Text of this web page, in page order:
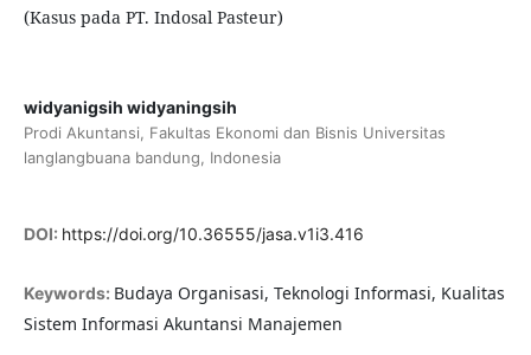
(Kasus pada PT. Indosal Pasteur)
widyanigsih widyaningsih
Prodi Akuntansi, Fakultas Ekonomi dan Bisnis Universitas
langlangbuana bandung, Indonesia
DOI: https://doi.org/10.36555/jasa.v1i3.416
Keywords: Budaya Organisasi, Teknologi Informasi, Kualitas
Sistem Informasi Akuntansi Manajemen